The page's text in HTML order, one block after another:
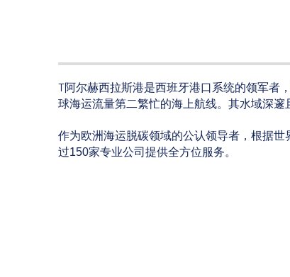
T阿尔赫西拉斯港是西班牙港口系统的领军者
球海运流量第二繁忙的海上航线。其水域深邃
作为欧洲海运脱碳领域的公认领导者，根据
过150家专业公司提供全方位服务。